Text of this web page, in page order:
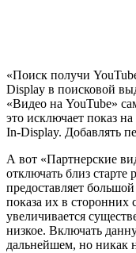
«Поиск получи
Display в поисковой
«Видео на YouTube»
это исключает показ
In-Display. Добавлять
А вот «Партнерские
отключать близ
предоставляет
показа их в
увеличивается
низкое. Включать
дальнейшем, но никак